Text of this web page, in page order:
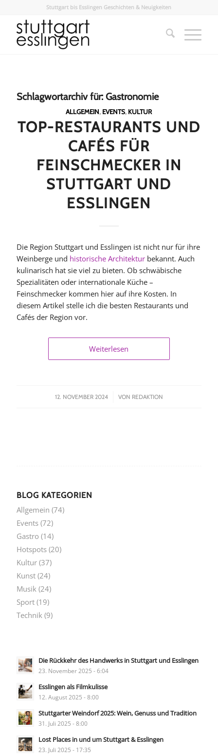
Stuttgart bis Esslingen Geschichten & Neuigkeiten
Schlagwortarchiv für: Gastronomie
ALLGEMEIN, EVENTS, KULTUR
TOP-RESTAURANTS UND
CAFÉS FÜR
FEINSCHMECKER IN
STUTTGART UND
ESSLINGEN
Die Region Stuttgart und Esslingen ist nicht nur für ihre
Weinberge und historische Architekturbekannt. Auch
kulinarisch hat sie viel zu bieten. Ob schwäbische
Spezialitäten oder internationale Küche –
Feinschmecker kommen hier auf ihre Kosten. In
diesem Artikel stelle ich die besten Restaurants und
Cafés der Region vor.
Weiterlesen
12. NOVEMBER 2024
/ VON REDAKTION
BLOG KATEGORIEN
Allgemein (74)
Events(72)
Gastro (14)
Hotspots(20)
Kultur(37)
Kunst(24)
Musik (24)
Sport(19)
Technik (9)
Die Rückkehr des Handwerks in Stuttgart und Esslingen
23. November 2025 - 6:04
Esslingen als Filmkulisse
12. August 2025 - 8:00
Stuttgarter Weindorf 2025: Wein, Genuss und Tradition
31. Juli 2025 - 8:00
Lost Places in und um Stuttgart & Esslingen
23. Juli 2025 - 17:35